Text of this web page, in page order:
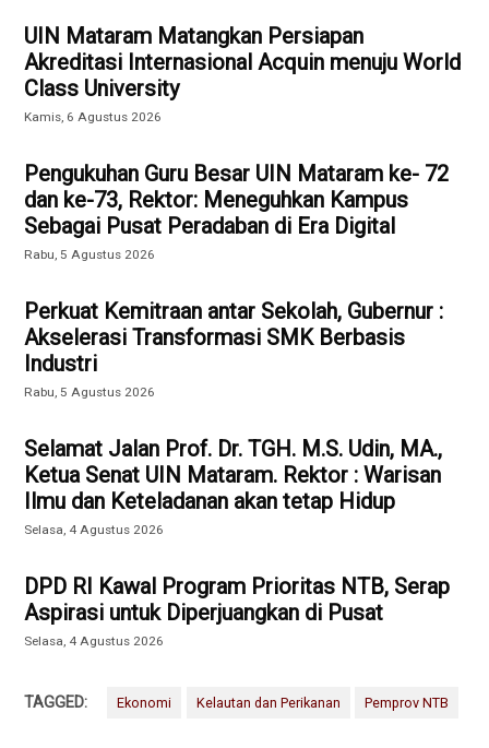
UIN Mataram Matangkan Persiapan
Akreditasi Internasional Acquin menuju World
Class University
Kamis, 6 Agustus 2026
Pengukuhan Guru Besar UIN Mataram ke- 72
dan ke-73, Rektor: Meneguhkan Kampus
Sebagai Pusat Peradaban di Era Digital
Rabu, 5 Agustus 2026
Perkuat Kemitraan antar Sekolah, Gubernur :
Akselerasi Transformasi SMK Berbasis
Industri
Rabu, 5 Agustus 2026
Selamat Jalan Prof. Dr. TGH. M.S. Udin, MA.,
Ketua Senat UIN Mataram. Rektor : Warisan
Ilmu dan Keteladanan akan tetap Hidup
Selasa, 4 Agustus 2026
DPD RI Kawal Program Prioritas NTB, Serap
Aspirasi untuk Diperjuangkan di Pusat
Selasa, 4 Agustus 2026
TAGGED: Ekonomi Kelautan dan Perikanan Pemprov NTB